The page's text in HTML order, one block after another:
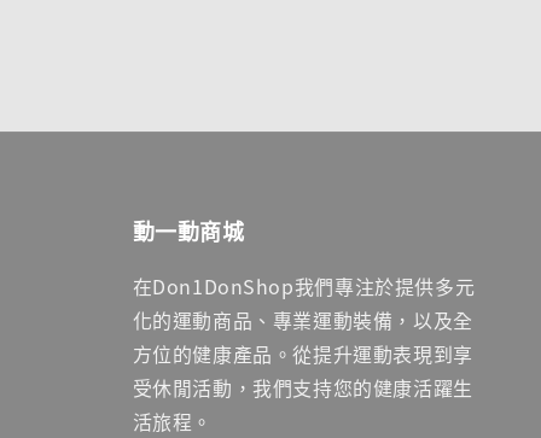
動一動商城
在Don1DonShop我們專注於提供多元
化的運動商品、專業運動裝備，以及全
方位的健康產品。從提升運動表現到享
受休閒活動，我們支持您的健康活躍生
活旅程。